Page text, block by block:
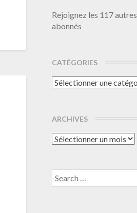
Rejoignez les 117 autres
abonnés
CATÉGORIES
Catégories
ARCHIVES
Archives
Search
for: